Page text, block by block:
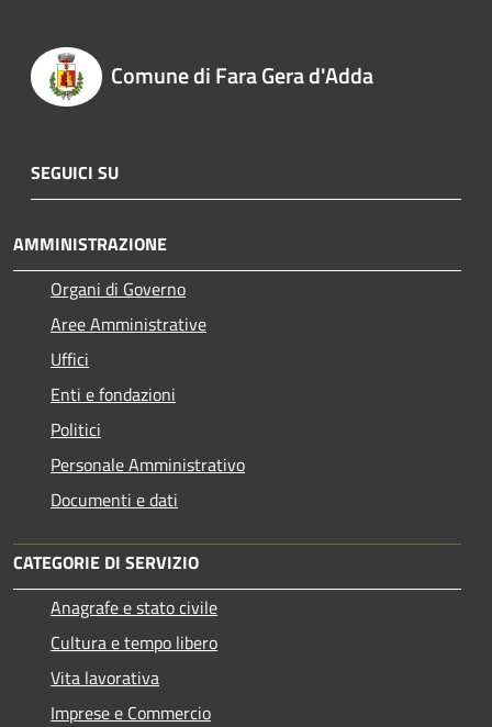
Comune di Fara Gera d'Adda
SEGUICI SU
AMMINISTRAZIONE
Organi di Governo
Aree Amministrative
Uffici
Enti e fondazioni
Politici
Personale Amministrativo
Documenti e dati
CATEGORIE DI SERVIZIO
Anagrafe e stato civile
Cultura e tempo libero
Vita lavorativa
Imprese e Commercio